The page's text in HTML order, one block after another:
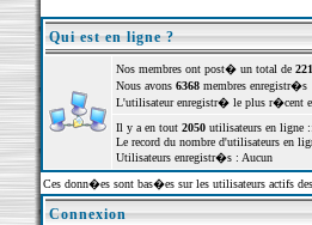
Qui est en ligne ?
Nos membres ont post� un total de
Nous avons 6368membres enregistr�s
L'utilisateur enregistr� le plus r�cent
Il y a en tout 2050utilisateurs en
Le record du nombre d'utilisateurs en
Utilisateurs enregistr�s : Aucun
Ces donn�es sont bas�es sur les utilisateurs actifs
Connexion